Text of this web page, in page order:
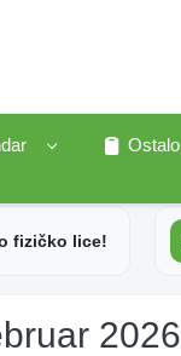
Ostalo
fizičko lice!
2026